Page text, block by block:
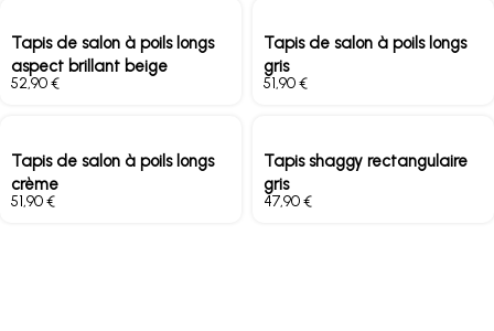
Tapis de salon à poils longs
aspect brillant beige
€
Tapis de salon à poils longs
gris
€
Tapis de salon à poils longs
crème
€
Tapis shaggy rectangulaire
gris
€